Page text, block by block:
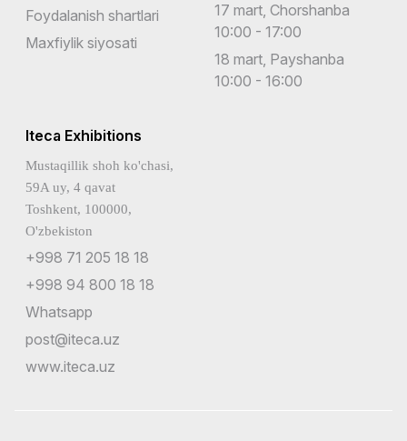
Foydalanish shartlari
Maxfiylik siyosati
17 mart, Chorshanba
10:00 - 17:00
18 mart, Payshanba
10:00 - 16:00
Iteca Exhibitions
Mustaqillik shoh ko'chasi,
59A uy, 4 qavat
Toshkent, 100000,
O'zbekiston
+998 71 205 18 18
+998 94 800 18 18
Whatsapp
post@iteca.uz
www.iteca.uz